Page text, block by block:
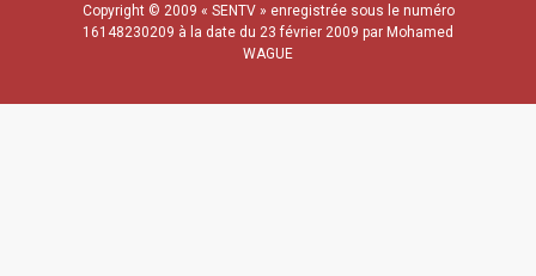
Copyright © 2009 « SENTV » enregistrée sous le numéro
16148230209 à la date du 23 février 2009 par Mohamed
WAGUE